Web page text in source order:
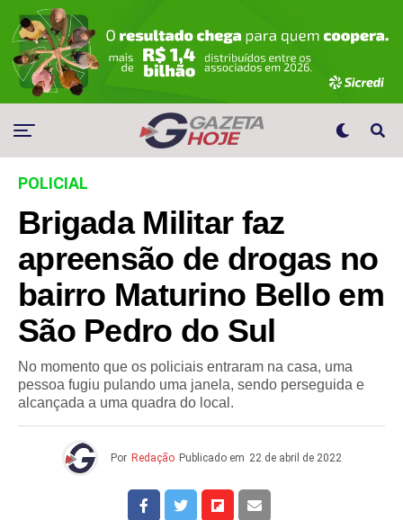
POLICIAL
Brigada Militar faz
apreensão de drogas no
bairro Maturino Bello em
São Pedro do Sul
No momento que os policiais entraram na casa, uma
pessoa fugiu pulando uma janela, sendo perseguida e
alcançada a uma quadra do local.
Por Redação Publicado em 22 de abril de 2022